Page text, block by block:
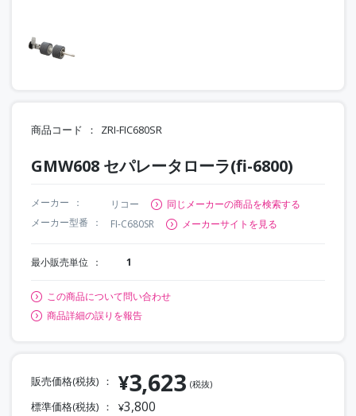
商品コード ZRI-FIC680SR
GMW608 セパレータローラ(fi-6800)
メーカー リコー
同じメーカーの商品を検索する
メーカー型番
FI-C680SR メーカーサイトを見る
最小販売単位 1
この商品について問い合わせ
商品詳細の誤りを報告
販売価格(税抜) ¥3,623 (税抜)
標準価格(税抜) ¥3,800